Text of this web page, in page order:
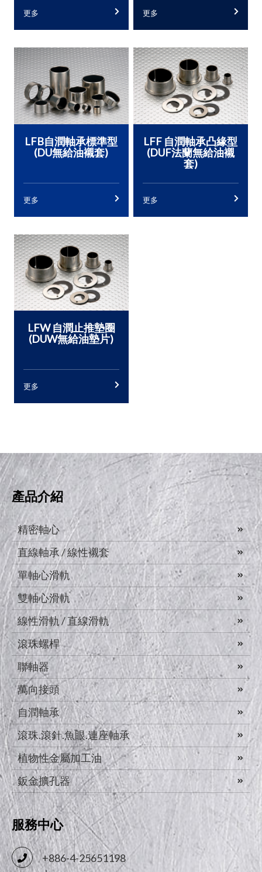
更多 更多
LFB自潤軸承標準型
(DU無給油襯套)
更多
LFF 自潤軸承凸緣型
(DUF法蘭無給油襯
套)
更多
LFW 自潤止推墊圈
(DUW無給油墊片)
更多
產品介紹
精密軸心
直線軸承 / 線性襯套
單軸心滑軌
雙軸心滑軌
線性滑軌 / 直線滑軌
滾珠螺桿
聯軸器
萬向接頭
自潤軸承
滾珠.滾針.魚眼.連座軸承
植物性金屬加工油
鈑金擴孔器
服務中心
+886-4-25651198